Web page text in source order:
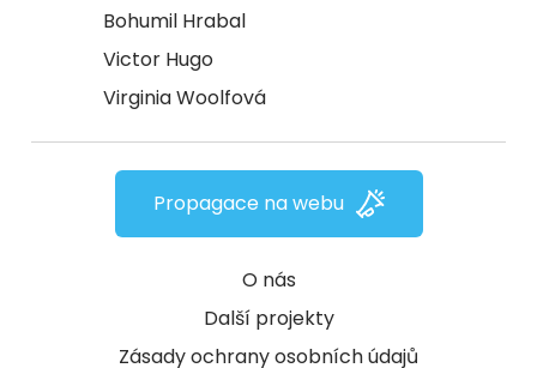
Bohumil Hrabal
Victor Hugo
Virginia Woolfová
O nás
Další projekty
Zásady ochrany osobních údajů
Propagace na webu